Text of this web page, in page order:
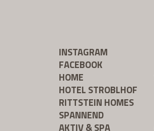
INSTAGRAM
FACEBOOK
HOME
HOTEL STROBLHOF
RITTSTEIN HOMES
SPANNEND
AKTIV & SPA